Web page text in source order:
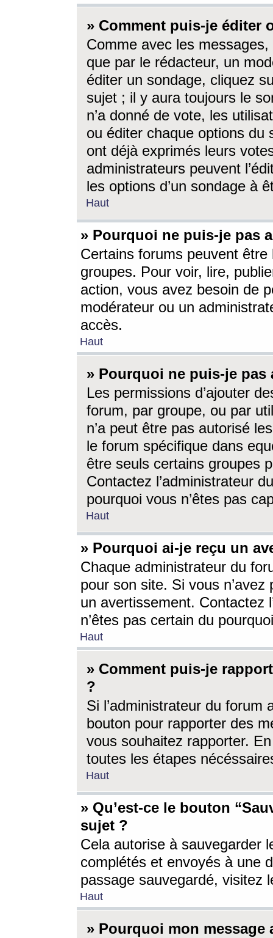
» Comment puis-je éditer
Comme avec les
que par le rédacteur, un
éditer un sondage, cliquez
sujet ; il y aura toujours le
n’a donné de vote, les
ou éditer chaque options du
ont déjà exprimés leurs
administrateurs peuvent
les options d’un sondage à
Haut
» Pourquoi ne puis-je pas
Certains forums peuvent être
groupes. Pour voir, lire,
action, vous avez besoin de
modérateur ou un
accès.
Haut
» Pourquoi ne puis-je
Les permissions d’ajouter
forum, par groupe, ou par
n’a peut être pas autorisé
le forum spécifique dans
être seuls certains groupes
Contactez l’administrateur
pourquoi vous n’êtes pas
Haut
» Pourquoi ai-je reçu un
Chaque administrateur du
pour son site. Si vous
un avertissement. Contactez
n’êtes pas certain du
Haut
» Comment puis-je
?
Si l’administrateur du forum
bouton pour rapporter des
vous souhaitez rapporter.
toutes les étapes
Haut
» Qu’est-ce le bouton
sujet ?
Cela autorise à sauvegarder
complétés et envoyés à une
passage sauvegardé, visitez
Haut
» Pourquoi mon message